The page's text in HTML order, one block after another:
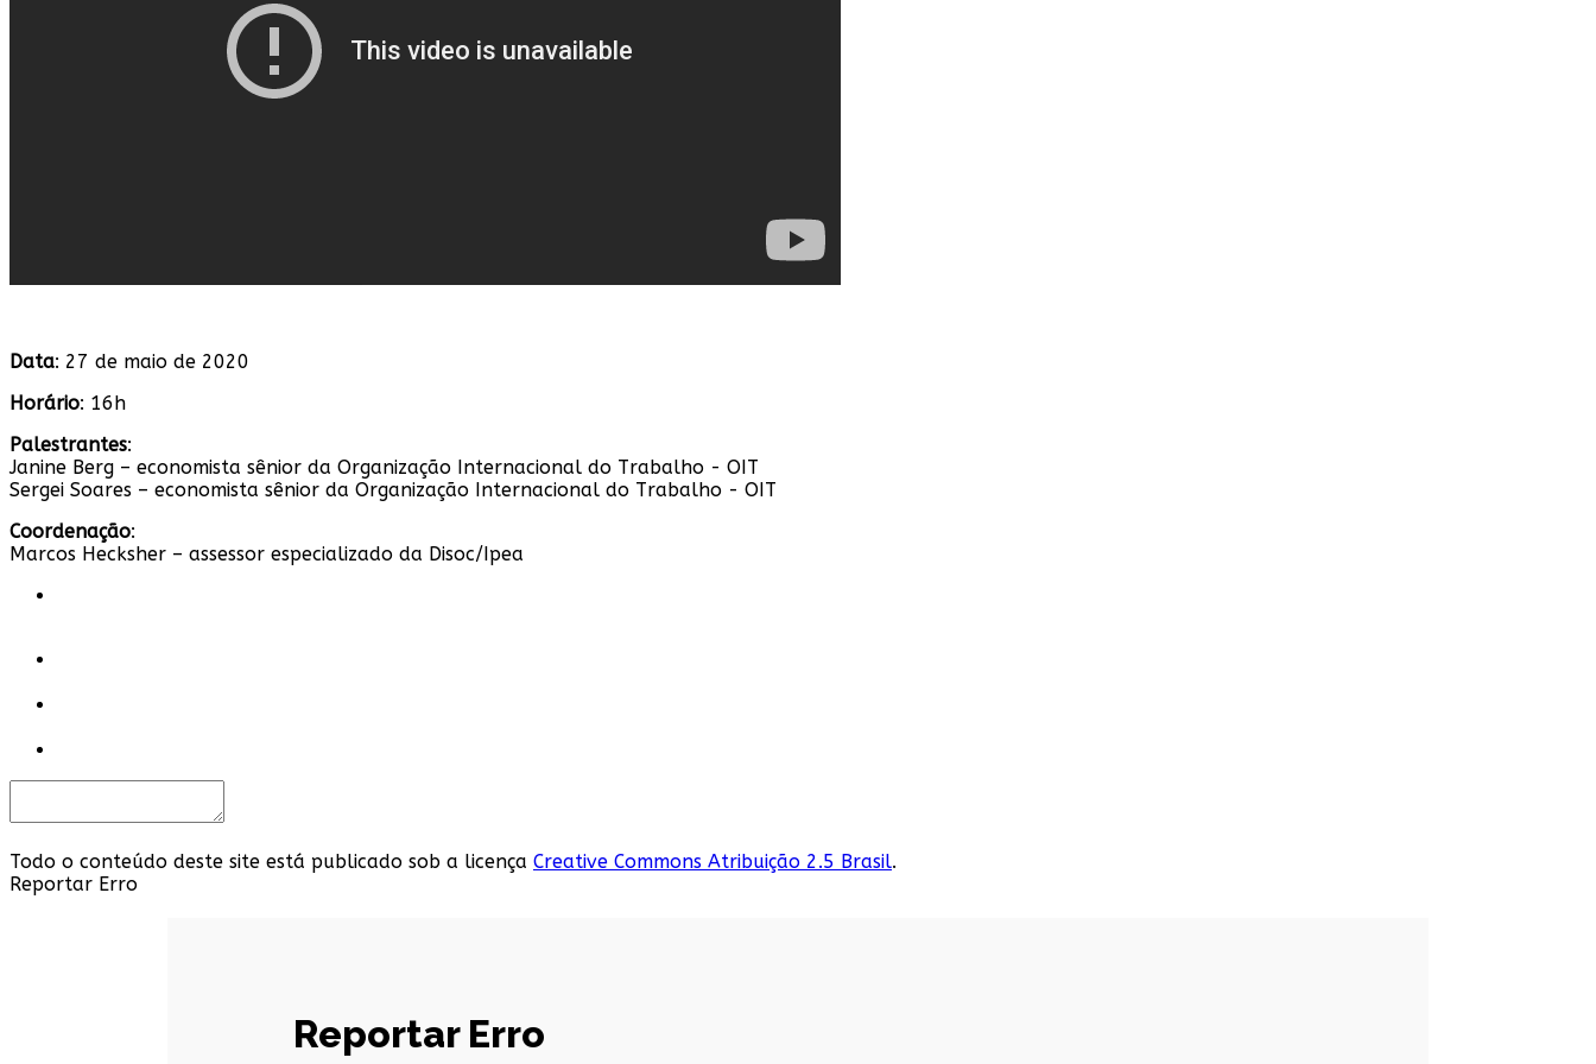
Data: 27 de maio de 2020
Horário: 16h
Palestrantes:
Janine Berg – economista sênior da Organização Internacional do Trabalho - OIT
Sergei Soares – economista sênior da Organização Internacional do Trabalho - OIT
Coordenação:
Marcos Hecksher – assessor especializado da Disoc/Ipea
Todo o conteúdo deste site está publicado sob a licença Creative Commons Atribuição 2.5 Brasil.
Reportar Erro
Reportar Erro